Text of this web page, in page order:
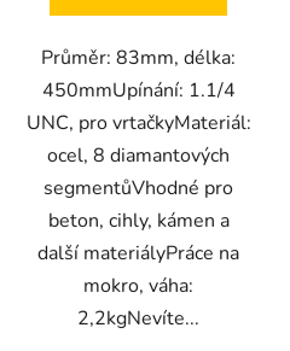
Průměr: 83mm, délka:
450mmUpínání: 1.1/4
UNC, pro vrtačkyMateriál:
ocel, 8 diamantových
segmentůVhodné pro
beton, cihly, kámen a
další materiályPráce na
mokro, váha:
2,2kgNevíte...